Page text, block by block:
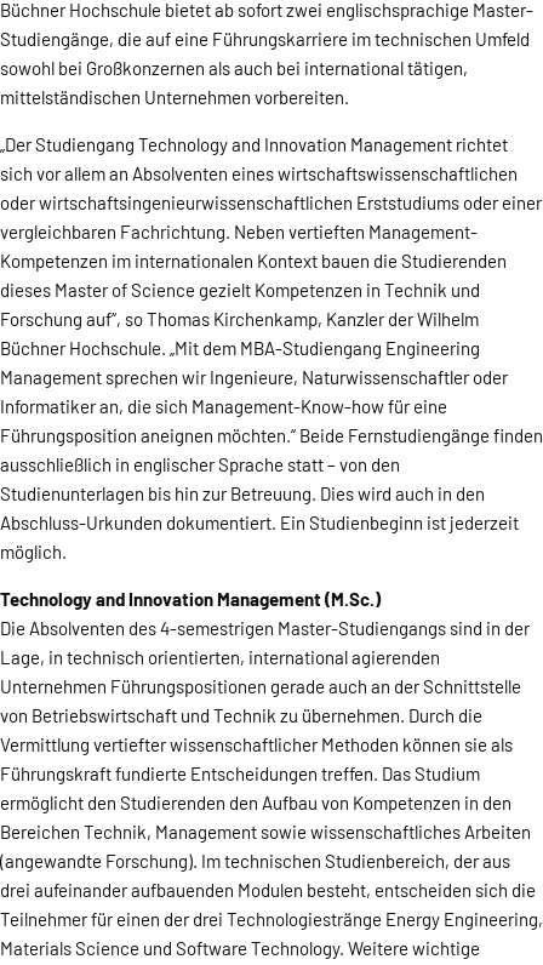
Büchner Hochschule bietet ab sofort zwei englischsprachige Master-
Studiengänge, die auf eine Führungskarriere im technischen Umfeld
sowohl bei Großkonzernen als auch bei international tätigen,
mittelständischen Unternehmen vorbereiten.
„Der Studiengang Technology and Innovation Management richtet
sich vor allem an Absolventen eines wirtschaftswissenschaftlichen
oder wirtschaftsingenieurwissenschaftlichen Erststudiums oder einer
vergleichbaren Fachrichtung. Neben vertieften Management-
Kompetenzen im internationalen Kontext bauen die Studierenden
dieses Master of Science gezielt Kompetenzen in Technik und
Forschung auf“, so Thomas Kirchenkamp, Kanzler der Wilhelm
Büchner Hochschule. „Mit dem MBA-Studiengang Engineering
Management sprechen wir Ingenieure, Naturwissenschaftler oder
Informatiker an, die sich Management-Know-how für eine
Führungsposition aneignen möchten.“ Beide Fernstudiengänge finden
ausschließlich in englischer Sprache statt – von den
Studienunterlagen bis hin zur Betreuung. Dies wird auch in den
Abschluss-Urkunden dokumentiert. Ein Studienbeginn ist jederzeit
möglich.
Technology and Innovation Management (M.Sc.)
Die Absolventen des 4-semestrigen Master-Studiengangs sind in der
Lage, in technisch orientierten, international agierenden
Unternehmen Führungspositionen gerade auch an der Schnittstelle
von Betriebswirtschaft und Technik zu übernehmen. Durch die
Vermittlung vertiefter wissenschaftlicher Methoden können sie als
Führungskraft fundierte Entscheidungen treffen. Das Studium
ermöglicht den Studierenden den Aufbau von Kompetenzen in den
Bereichen Technik, Management sowie wissenschaftliches Arbeiten
(angewandte Forschung). Im technischen Studienbereich, der aus
drei aufeinander aufbauenden Modulen besteht, entscheiden sich die
Teilnehmer für einen der drei Technologiestränge Energy Engineering,
Materials Science und Software Technology. Weitere wichtige